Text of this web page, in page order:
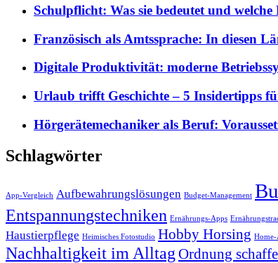
Schulpflicht: Was sie bedeutet und
Französisch als Amtssprache: In diesen
Digitale Produktivität: moderne
Urlaub trifft Geschichte – 5 Insidertipps
Hörgerätemechaniker als Beruf:
Schlagwörter
App-Vergleich Aufbewahrungslösungen Budget-Management
Entspannungstechniken Ernährungs-Apps
Haustierpflege Heimisches Fotostudio Hobby Horsing Home-
Nachhaltigkeit im Alltag Ordnung